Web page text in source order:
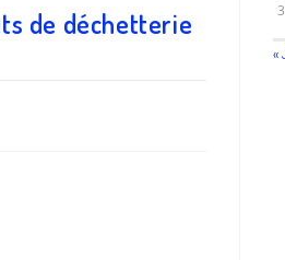
de déchetterie
«